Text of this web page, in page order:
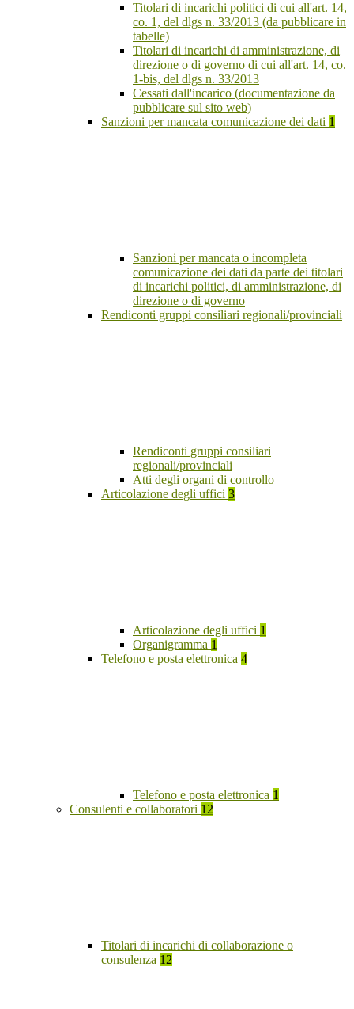
Titolari di incarichi politici di cui all'art. 14,
co. 1, del dlgs n. 33/2013 (da pubblicare in
tabelle)
Titolari di incarichi di amministrazione, di
direzione o di governo di cui all'art. 14, co.
1-bis, del dlgs n. 33/2013
Cessati dall'incarico (documentazione da
pubblicare sul sito web)
Sanzioni per mancata comunicazione dei dati 1
Sanzioni per mancata o incompleta
comunicazione dei dati da parte dei titolari
di incarichi politici, di amministrazione, di
direzione o di governo
Rendiconti gruppi consiliari regionali/provinciali
Rendiconti gruppi consiliari
regionali/provinciali
Atti degli organi di controllo
Articolazione degli uffici 3
Articolazione degli uffici 1
Organigramma 1
Telefono e posta elettronica 4
Telefono e posta elettronica 1
Consulenti e collaboratori 12
Titolari di incarichi di collaborazione o
consulenza 12